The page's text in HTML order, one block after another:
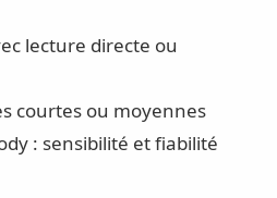
lecture directe ou
courtes ou moyennes
: sensibilité et fiabilité